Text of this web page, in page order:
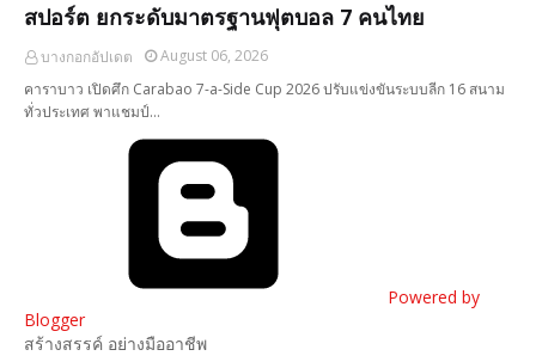
สปอร์ต ยกระดับมาตรฐานฟุตบอล 7 คนไทย
บางกอกอัปเดต
August 06, 2026
คาราบาว เปิดศึก Carabao 7-a-Side Cup 2026 ปรับแข่งขันระบบลีก 16 สนาม
ทั่วประเทศ พาแชมป์…
Powered by
Blogger
สร้างสรรค์ อย่างมืออาชีพ